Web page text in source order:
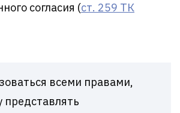
согласия (ст. 259 ТК
всеми правами,
представлять